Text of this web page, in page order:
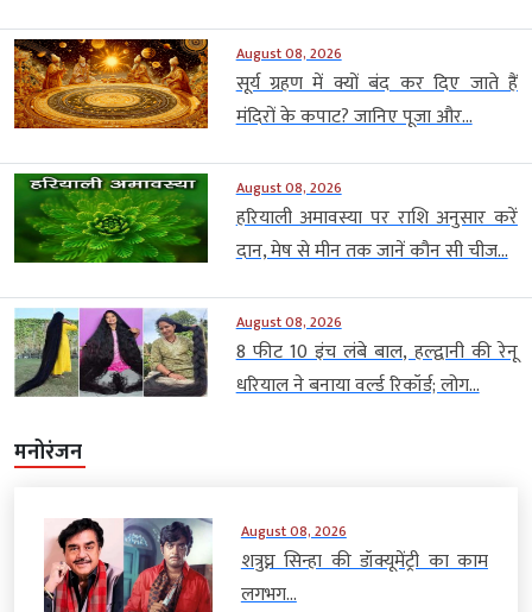
August 08, 2026
सूर्य ग्रहण में क्यों बंद कर दिए जाते हैं
मंदिरों के कपाट? जानिए पूजा और...
August 08, 2026
हरियाली अमावस्या पर राशि अनुसार करें
दान, मेष से मीन तक जानें कौन सी चीज...
August 08, 2026
8 फीट 10 इंच लंबे बाल, हल्द्वानी की रेनू
धरियाल ने बनाया वर्ल्ड रिकॉर्ड; लोग...
मनोरंजन
August 08, 2026
शत्रुघ्न सिन्हा की डॉक्यूमेंट्री का काम
लगभग...